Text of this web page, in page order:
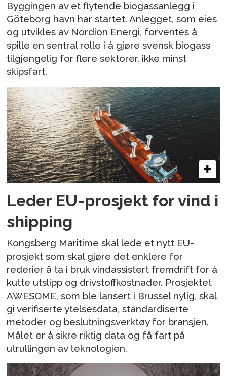
Byggingen av et flytende biogassanlegg i
Göteborg havn har startet. Anlegget, som eies
og utvikles av Nordion Energi, forventes å
spille en sentral rolle i å gjøre svensk biogass
tilgjengelig for flere sektorer, ikke minst
skipsfart.
Leder EU-prosjekt for vind i
shipping
Kongsberg Maritime skal lede et nytt EU-
prosjekt som skal gjøre det enklere for
rederier å ta i bruk vindassistert fremdrift for å
kutte utslipp og drivstoffkostnader. Prosjektet
AWESOME, som ble lansert i Brussel nylig, skal
gi verifiserte ytelsesdata, standardiserte
metoder og beslutningsverktøy for bransjen.
Målet er å sikre riktig data og få fart på
utrullingen av teknologien.